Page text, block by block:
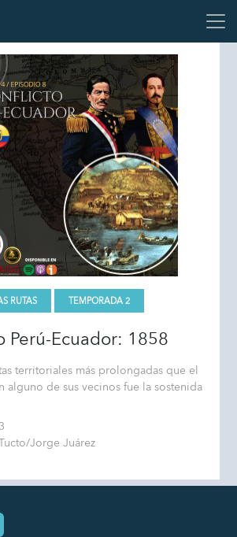
RUTAS TEMPORADA 2
Perú-Ecuador: 1858
territoriales más prolongadas que el
alguno de sus vecinos fue la sostenida
Jorge Juárez